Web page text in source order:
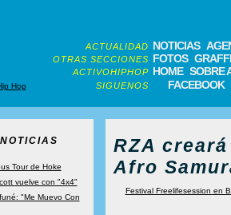
ACTUALIDAD NOTICIAS
OTRAS SECCIONES FOTOS
ACTIVOHIPHOP HOME SOBRE
SIGUENOS FACEBOOK
Tour de Hoke
vuelve con "4x4"
"Me Muevo Con
RZA
Afro
Festival Freelifesession en